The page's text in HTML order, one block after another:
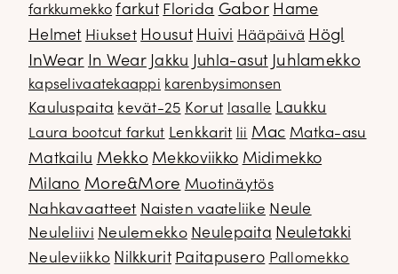
farkkumekko farkut Florida Gabor Hame
Helmet Hiukset Housut Huivi Hääpäivä Högl
InWear In Wear Jakku Juhla-asut Juhlamekko
kapselivaatekaappi karenbysimonsen
Kauluspaita kevät-25 Korut lasalle Laukku
Laura bootcut farkut Lenkkarit lii Mac Matka-asu
Matkailu Mekko Mekkoviikko Midimekko
Milano More&More Muotinäytös
Nahkavaatteet Naisten vaateliike Neule
Neuleliivi Neulemekko Neulepaita Neuletakki
Neuleviikko Nilkkurit Paitapusero Pallomekko